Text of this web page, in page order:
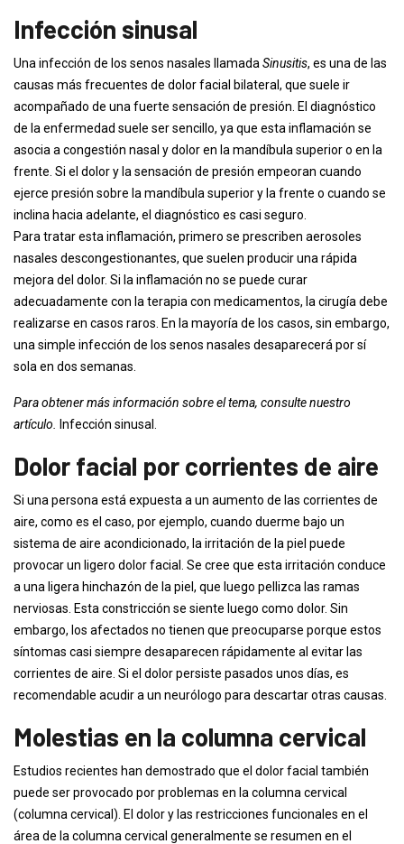
Infección sinusal
Una infección de los senos nasales llamada Sinusitis, es una de las
causas más frecuentes de dolor facial bilateral, que suele ir
acompañado de una fuerte sensación de presión. El diagnóstico
de la enfermedad suele ser sencillo, ya que esta inflamación se
asocia a congestión nasal y dolor en la mandíbula superior o en la
frente. Si el dolor y la sensación de presión empeoran cuando
ejerce presión sobre la mandíbula superior y la frente o cuando se
inclina hacia adelante, el diagnóstico es casi seguro.
Para tratar esta inflamación, primero se prescriben aerosoles
nasales descongestionantes, que suelen producir una rápida
mejora del dolor. Si la inflamación no se puede curar
adecuadamente con la terapia con medicamentos, la cirugía debe
realizarse en casos raros. En la mayoría de los casos, sin embargo,
una simple infección de los senos nasales desaparecerá por sí
sola en dos semanas.
Para obtener más información sobre el tema, consulte nuestro
artículo.
Infección sinusal.
Dolor facial por corrientes de aire
Si una persona está expuesta a un aumento de las corrientes de
aire, como es el caso, por ejemplo, cuando duerme bajo un
sistema de aire acondicionado, la irritación de la piel puede
provocar un ligero dolor facial. Se cree que esta irritación conduce
a una ligera hinchazón de la piel, que luego pellizca las ramas
nerviosas. Esta constricción se siente luego como dolor. Sin
embargo, los afectados no tienen que preocuparse porque estos
síntomas casi siempre desaparecen rápidamente al evitar las
corrientes de aire. Si el dolor persiste pasados ​​unos días, es
recomendable acudir a un neurólogo para descartar otras causas.
Molestias en la columna cervical
Estudios recientes han demostrado que el dolor facial también
puede ser provocado por problemas en la columna cervical
(columna cervical). El dolor y las restricciones funcionales en el
área de la columna cervical generalmente se resumen en el